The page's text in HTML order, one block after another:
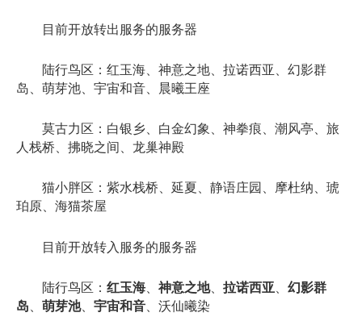
目前开放转出服务的服务器
陆行鸟区：红玉海、神意之地、拉诺西亚、幻影群
岛、萌芽池、宇宙和音、晨曦王座
莫古力区：白银乡、白金幻象、神拳痕、潮风亭、旅
人栈桥、拂晓之间、龙巢神殿
猫小胖区：紫水栈桥、延夏、静语庄园、摩杜纳、琥
珀原、海猫茶屋
目前开放转入服务的服务器
陆行鸟区： 红玉海 神意之地、 拉诺西亚
幻影群
岛
萌芽池、 宇宙和音 、沃仙曦染